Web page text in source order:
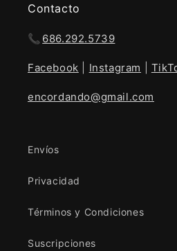
Contacto
📞 686.292.5739
Facebook Instagram
encordando@gmail.com
Envíos
Privacidad
Términos y Condiciones
Suscripciones